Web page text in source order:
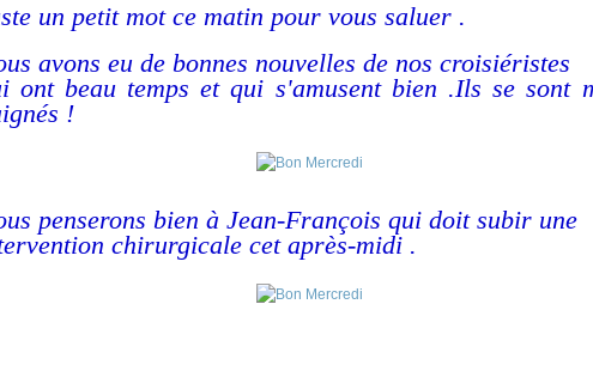
un petit mot ce matin pour vous saluer .
avons eu de bonnes nouvelles de nos croisiéristes
ont beau temps et qui s'amusent bien .Ils se sont
!
penserons bien à Jean-François qui doit subir une
chirurgicale cet après-midi .